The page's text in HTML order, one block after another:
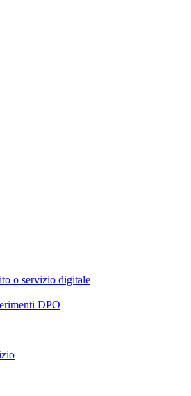
o servizio digitale
DPO